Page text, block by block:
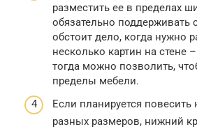
разместить ее в пределах
обязательно
обстоит дело, когда нужно
несколько картин на стене –
тогда можно позволить,
пределы мебели.
Если планируется повесить
разных размеров, нижний